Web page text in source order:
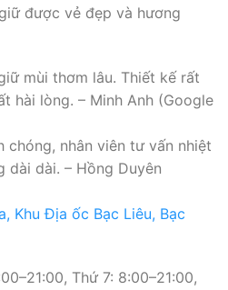
được vẻ đẹp và hương
mùi thơm lâu. Thiết kế rất
hài lòng. – Minh Anh (Google
chóng, nhân viên tư vấn nhiệt
dài dài. – Hồng Duyên
Khu Địa ốc Bạc Liêu, Bạc
Thứ 7: 8:00–21:00,